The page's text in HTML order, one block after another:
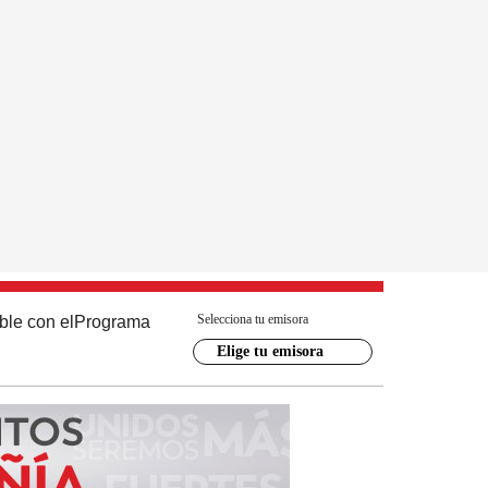
con el Programa Selecciona tu emisora
Elige tu emisora